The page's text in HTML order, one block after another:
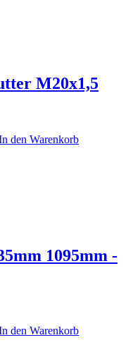
M20x1,5
den Warenkorb
1095mm -
den Warenkorb